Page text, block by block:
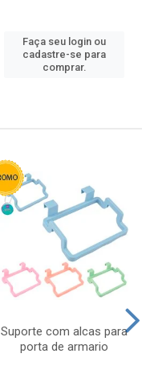
Faça seu login ou
cadastre-se para
comprar.
Suporte com alcas para
porta de armario